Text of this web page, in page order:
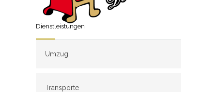
Dienstleistungen
Umzug
Transporte